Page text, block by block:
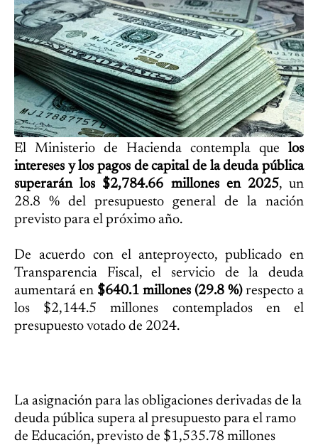
El Ministerio de Hacienda contempla que los
intereses y los pagos de capital de la deuda pública
superarán los $2,784.66 millones en 2025, un
28.8 % del presupuesto general de la nación
previsto para el próximo año.
De acuerdo con el anteproyecto, publicado en
Transparencia Fiscal, el servicio de la deuda
aumentará en $640.1 millones (29.8 %)respecto a
los $2,144.5 millones contemplados en el
presupuesto votado de 2024.
La asignación para las obligaciones derivadas de la
deuda pública supera al presupuesto para el ramo
de Educación, previsto de $1,535.78 millones